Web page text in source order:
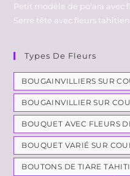
Petit modèle de po'ara avec
Serre tête avec fleurs
Types De Fleurs
BOUGAINVILLIERS SUR
BOUGAINVILLIER SUR
BOUQUET AVEC FLEURS
BOUQUET VARIÉ SUR
BOUTONS DE TIARE